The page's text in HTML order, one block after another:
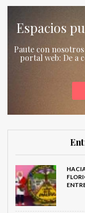
Espacios
Paute con
portal web: De a